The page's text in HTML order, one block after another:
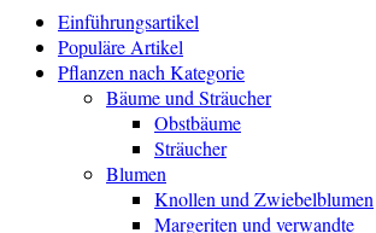
Einführungsartikel
Populäre Artikel
Pflanzen nach Kategorie
Bäume und Sträucher
Obstbäume
Sträucher
Blumen
Knollen und Zwiebelblumen
Margeriten und verwandte